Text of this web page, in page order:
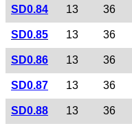
SD0.84 13 36
SD0.85 13 36
SD0.86 13 36
SD0.87 13 36
SD0.88 13 36